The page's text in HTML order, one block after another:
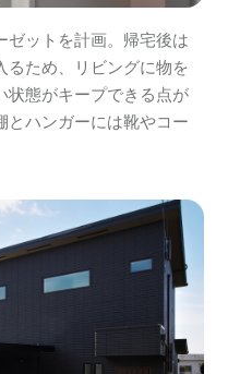
ゼットを計画。帰宅後は
るため、リビングに物を
状態がキープできる点が
とハンガーには靴やコー